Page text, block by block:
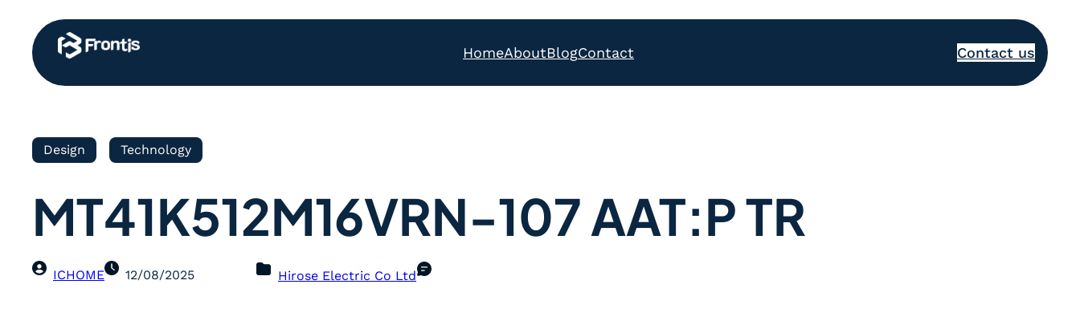
HomeAboutBlogContact Contact us
Design Technology
MT41K512M16VRN-107 AAT:P TR
ICHOME 12/08/2025 Hirose Electric Co Ltd